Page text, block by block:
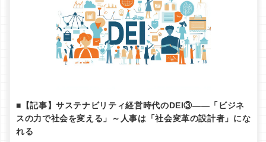
■【記事】サステナビリティ経営時代のDEI③——「ビジネ
スの力で社会を変える」～人事は「社会変革の設計者」にな
れる